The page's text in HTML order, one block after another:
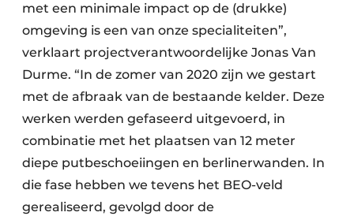
met een minimale impact op de (drukke)
omgeving is een van onze specialiteiten”,
verklaart projectverantwoordelijke Jonas Van
Durme. “In de zomer van 2020 zijn we gestart
met de afbraak van de bestaande kelder. Deze
werken werden gefaseerd uitgevoerd, in
combinatie met het plaatsen van 12 meter
diepe putbeschoeiingen en berlinerwanden. In
die fase hebben we tevens het BEO-veld
gerealiseerd, gevolgd door de